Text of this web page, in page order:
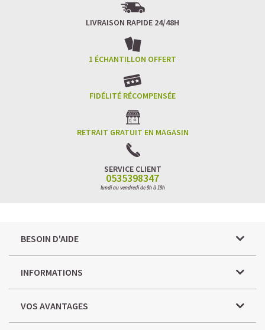
LIVRAISON RAPIDE 24/48H
1 ÉCHANTILLON OFFERT
FIDÉLITÉ RÉCOMPENSÉE
RETRAIT GRATUIT EN MAGASIN
SERVICE CLIENT
0535398347
lundi au vendredi de 9h à 19h
BESOIN D'AIDE
INFORMATIONS
VOS AVANTAGES